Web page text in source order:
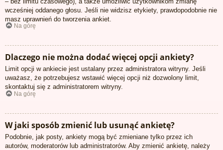
wcześniej oddanego głosu. Jeśli nie widzisz etykiety, prawdopodobnie nie
masz uprawnień do tworzenia ankiet.
Na górę
Dlaczego nie można dodać więcej opcji ankiety?
Limit opcji w ankiecie jest ustalany przez administratora witryny. Jeśli
uważasz, że potrzebujesz wstawić więcej opcji niż dozwolony limit,
skontaktuj się z administratorem witryny.
Na górę
W jaki sposób zmienić lub usunąć ankietę?
Podobnie, jak posty, ankiety mogą być zmieniane tylko przez ich
autorów, moderatorów lub administratorów. Aby zmienić ankietę, należy